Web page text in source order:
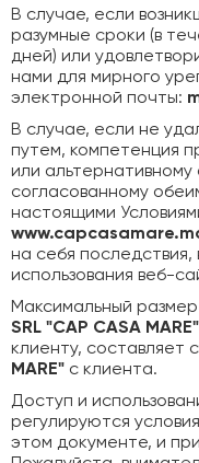
В случае, если
разумные сроки (в
дней) или
нами для мирного
электронной почты:
В случае, если не
путем, компетенция
или
согласованному
настоящими
на себя последствия,
использования веб-
Максимальный
SRL "CAP CASA MARE"
клиенту, составляет
MARE" с клиента.
Доступ и
регулируются
этом документе, и